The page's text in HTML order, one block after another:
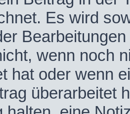
Es wird
wenn noch
hat oder wenn
überarbeitet